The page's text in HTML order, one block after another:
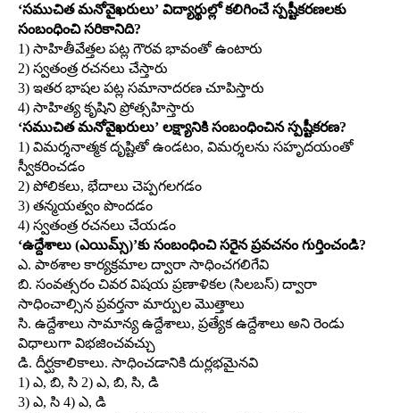
‘సముచిత మనోవైఖరులు’ విద్యార్థుల్లో కలిగించే స్పష్టీకరణలకు
సంబంధించి సరికానిది?
1) సాహితీవేత్తల పట్ల గౌరవ భావంతో ఉంటారు
2) స్వతంత్ర రచనలు చేస్తారు
3) ఇతర భాషల పట్ల సమానాదరణ చూపిస్తారు
4) సాహిత్య కృషిని ప్రోత్సహిస్తారు
‘సముచిత మనోవైఖరులు’ లక్ష్యానికి సంబంధించిన స్పష్టీకరణ?
1) విమర్శనాత్మక దృష్టితో ఉండటం, విమర్శలను సహృదయంతో
స్వీకరించడం
2) పోలికలు, భేదాలు చెప్పగలగడం
3) తన్మయత్వం పొందడం
4) స్వతంత్ర రచనలు చేయడం
‘ఉద్దేశాలు (ఎయిమ్స్‌)’కు సంబంధించి సరైన ప్రవచనం గుర్తించండి?
ఎ. పాఠశాల కార్యక్రమాల ద్వారా సాధించగలిగేవి
బి. సంవత్సరం చివర విషయ ప్రణాళికల (సిలబస్‌) ద్వారా
సాధించాల్సిన ప్రవర్తనా మార్పుల మొత్తాలు
సి. ఉద్దేశాలు సామాన్య ఉద్దేశాలు, ప్రత్యేక ఉద్దేశాలు అని రెండు
విధాలుగా విభజించవచ్చు
డి. దీర్ఘకాలికాలు. సాధించడానికి దుర్లభమైనవి
1) ఎ, బి, సి 2) ఎ, బి, సి, డి
3) ఎ, సి 4) ఎ, డి